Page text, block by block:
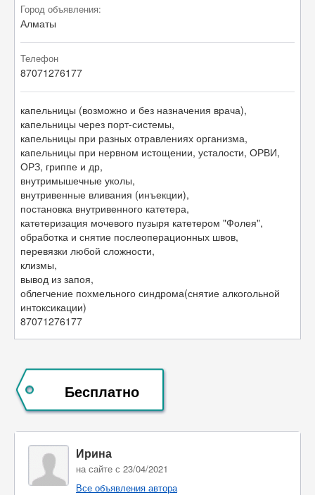
Город объявления:
Алматы
Телефон
87071276177
капельницы (возможно и без назначения врача),
капельницы через порт-системы,
капельницы при разных отравлениях организма,
капельницы при нервном истощении, усталости, ОРВИ,
ОРЗ, гриппе и др,
внутримышечные уколы,
внутривенные вливания (инъекции),
постановка внутривенного катетера,
катетеризация мочевого пузыря катетером "Фолея",
обработка и снятие послеоперационных швов,
перевязки любой сложности,
клизмы,
вывод из запоя,
облегчение похмельного синдрома(снятие алкогольной
интоксикации)
87071276177
Бесплатно
Ирина
на сайте с 23/04/2021
Все объявления автора